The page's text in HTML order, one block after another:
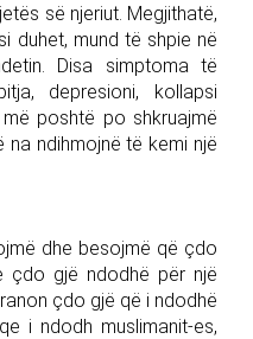
së njeriut. Megjithatë,
duhet, mund të shpie në
Disa simptoma të
depresioni, kollapsi
poshtë po shkruajmë
na ndihmojnë të kemi një
dhe besojmë që çdo
çdo gjë ndodhë për një
çdo gjë që i ndodhë
i ndodh muslimanit-es,